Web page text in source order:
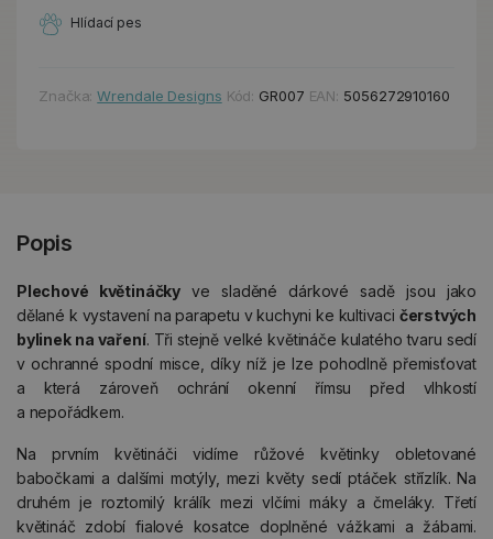
Hlídací pes
Značka:Wrendale Designs Kód: GR007 EAN: 5056272910160
Popis
Plechové květináčkyve sladěné dárkové sadě jsou jako
dělané k vystavení na parapetu v kuchyni ke kultivaci čerstvých
bylinek na vaření. Tři stejně velké květináče kulatého tvaru sedí
v ochranné spodní misce, díky níž je lze pohodlně přemisťovat
a která zároveň ochrání okenní římsu před vlhkostí
a nepořádkem.
Na prvním květináči vidíme růžové květinky obletované
babočkami a dalšími motýly, mezi květy sedí ptáček střízlík. Na
druhém je roztomilý králík mezi vlčími máky a čmeláky. Třetí
květináč zdobí fialové kosatce doplněné vážkami a žábami.